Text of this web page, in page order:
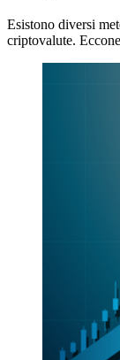
Esistono diversi
criptovalute.